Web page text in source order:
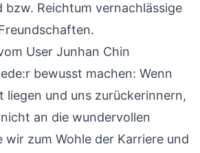
bzw. Reichtum vernachlässige
User Junhan Chin
bewusst machen: Wenn
liegen und uns zurückerinnern,
an die wundervollen
wir zum Wohle der Karriere und